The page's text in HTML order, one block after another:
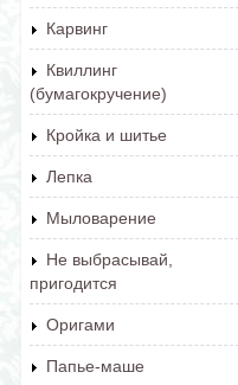
Карвинг
Квиллинг
(бумагокручение)
Кройка и шитье
Лепка
Мыловарение
Не выбрасывай,
пригодится
Оригами
Папье-маше